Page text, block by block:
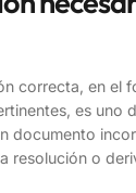
correcta, en el
es uno
documento
resolución o